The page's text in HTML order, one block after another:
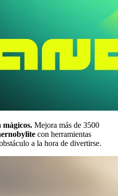
mágicos. Mejora más de 3500
con herramientas
a la hora de divertirse.